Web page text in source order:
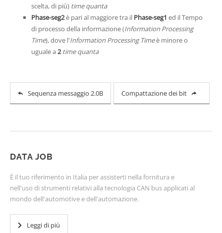
scelta, di più) time quanta
Phase-seg2è pari al maggiore tra il Phase-seg1 ed il Tempo
di processo della informazione (Information Processing
Time), dove l'Information Processing Timeè minore o
uguale a2 time quanta
Sequenza messaggio 2.0B Compattazione dei bit
DATA JOB
È il tuo riferimento in Italia per assisterti nella fornitura e
nell'uso di strumenti relativi alla tecnologia CAN bus applicati al
mondo dell'automotive e dell'automazione.
Leggi di più